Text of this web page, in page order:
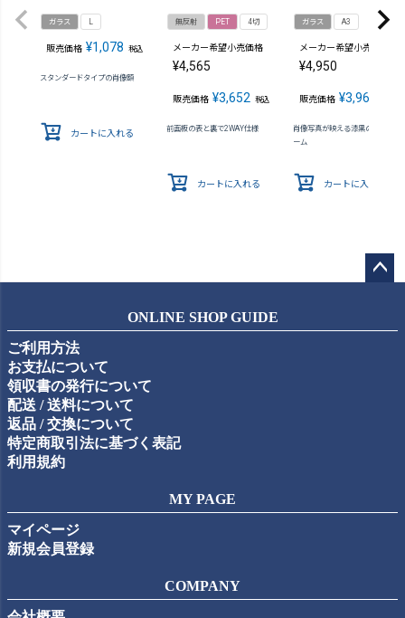
ガラス L
販売価格 ¥1,078 税込
スタンダードタイプの肖像額
カートに入れる
無反射 PET 4切
メーカー希望小売価格
¥4,565
販売価格 ¥3,652 税込
前面板の表と裏で2WAY仕様
カートに入れる
ガラス A3
メーカー希望小売価格
¥4,950
販売価格 ¥3,960
肖像写真が映える漆黒の正統派フ
ーム
カートに入れる
ップ
ONLINE SHOP GUIDE
ご利用方法
お支払について
領収書の発行について
配送 / 送料について
返品 / 交換について
特定商取引法に基づく表記
利用規約
MY PAGE
マイページ
新規会員登録
COMPANY